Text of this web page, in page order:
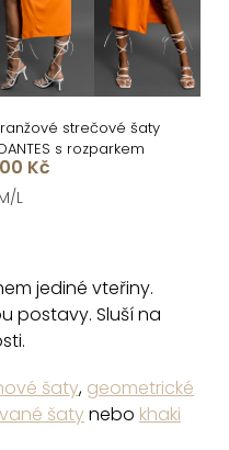
strečové šaty
s rozparkem
Kč
L
jediné vteřiny.
postavy. Sluší na
šaty, geometrické
šatynebo khaki